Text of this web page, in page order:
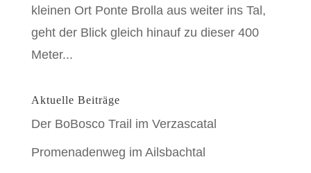
kleinen Ort Ponte Brolla aus weiter ins Tal,
geht der Blick gleich hinauf zu dieser 400
Meter...
Aktuelle Beiträge
Der BoBosco Trail im Verzascatal
Promenadenweg im Ailsbachtal